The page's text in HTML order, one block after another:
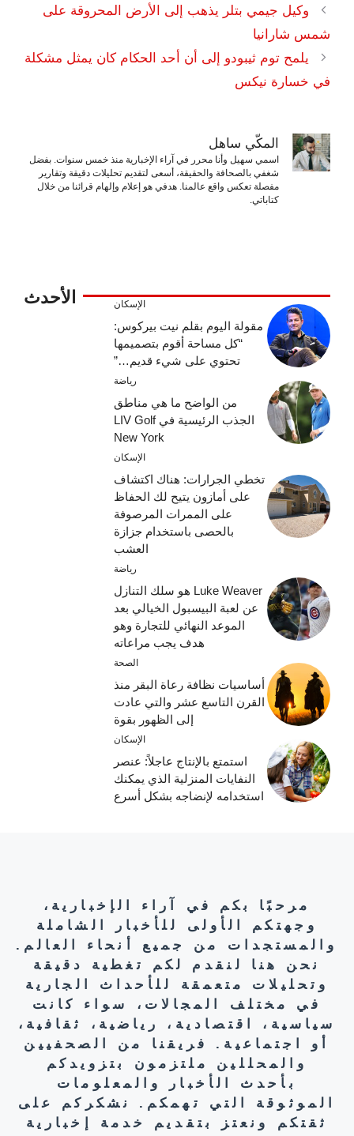
وكيل جيمي بتلر يذهب إلى الأرض المحروقة على
شمس شارانيا
يلمح توم ثيبودو إلى أن أحد الحكام كان يمثل مشكلة
في خسارة نيكس
المكّي ساهل
اسمي سهيل وأنا محرر في آراء الإخبارية منذ خمس سنوات. بفضل
شغفي بالصحافة والحقيقة، أسعى لتقديم تحليلات دقيقة وتقارير
مفصلة تعكس واقع عالمنا. هدفي هو إعلام وإلهام قرائنا من خلال
كتاباتي.
الأحدث الإسكان
مقولة اليوم بقلم نيت بيركوس:
“كل مساحة أقوم بتصميمها
تحتوي على شيء قديم…”
رياضة
من الواضح ما هي مناطق
الجذب الرئيسية في LIV Golf
New York
الإسكان
تخطي الجرارات: هناك اكتشاف
على أمازون يتيح لك الحفاظ
على الممرات المرصوفة
بالحصى باستخدام جزازة
العشب
رياضة
Luke Weaver هو سلك التنازل
عن لعبة البيسبول الخيالي بعد
الموعد النهائي للتجارة وهو
هدف يجب مراعاته
الصحة
أساسيات نظافة رعاة البقر منذ
القرن التاسع عشر والتي عادت
إلى الظهور بقوة
الإسكان
استمتع بالإنتاج عاجلاً: عنصر
النفايات المنزلية الذي يمكنك
استخدامه لإنضاجه بشكل أسرع
مرحبًا بكم في آراء الإخبارية،
وجهتكم الأولى للأخبار الشاملة
والمستجدات من جميع أنحاء العالم.
نحن هنا لنقدم لكم تغطية دقيقة
وتحليلات متعمقة للأحداث الجارية
في مختلف المجالات، سواء كانت
سياسية، اقتصادية، رياضية، ثقافية،
أو اجتماعية. فريقنا من الصحفيين
والمحللين ملتزمون بتزويدكم
بأحدث الأخبار والمعلومات
الموثوقة التي تهمكم. نشكركم على
ثقتكم ونعتز بتقديم خدمة إخبارية